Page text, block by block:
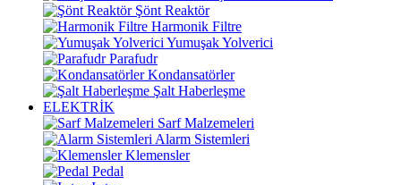
Şönt Reaktör
Harmonik Filtre
Yumuşak Yolverici
Parafudr
Kondansatörler
Şalt Haberleşme
ELEKTRİK
Sarf Malzemeleri
Alarm Sistemleri
Klemensler
Pedal